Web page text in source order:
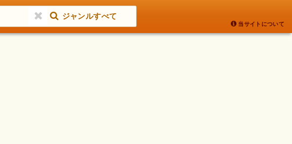
ジャンルすべて
当サイトについて